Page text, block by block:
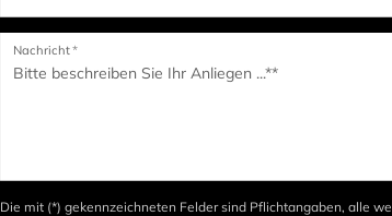
Nachricht*
Die mit (*) gekennzeichneten Felder sind Pflichtangaben, alle